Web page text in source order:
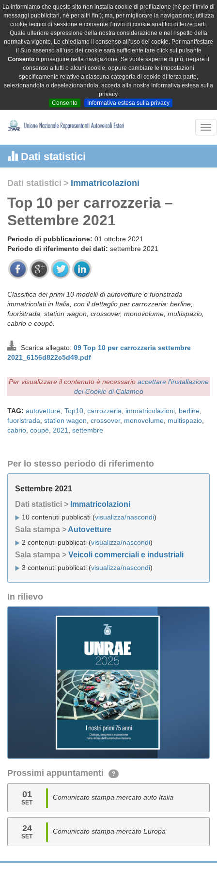
La informiamo che questo sito non installa cookie di profilazione (né per l’invio di
messaggi pubblicitari, né per altri fini); ma, per migliorare la navigazione, utilizza
cookie tecnici di sessione e consente l’invio di cookie analitici di terze parti.
Quale ulteriore espressione della nostra considerazione e nel rispetto della
normativa vigente, Le chiediamo il consenso all’uso dei cookie. Per manifestare
il Suo assenso all’uso dei cookie sarà sufficiente fare click sul pulsante
Consento o proseguire nella navigazione. Se vuole saperne di più, negare il
consenso a tutti o alcuni cookie, oppure cambiare le impostazioni
specificamente relative a ciascuna categoria di cookie di terza parte,
selezionandola o deselezionandola, acceda alla nostra Informativa estesa sulla
privacy.
Consento
Informativa estesa sulla privacy
Dati statistici
Dati statistici > Immatricolazioni
Top 10 per carrozzeria –
Settembre 2021
Periodo di pubblicazione: 01 ottobre 2021
Periodo di riferimento dei dati: settembre 2021
Classifica dei primi 10 modelli di autovetture e fuoristrada
immatricolati in Italia, con il dettaglio per carrozzeria: berline,
fuoristrada, station wagon, crossover, monovolume, multispazio,
cabrio e coupé.
Scarica allegato: 09 Top 10 per carrozzeria settembre
2021_6156d822c5d49.pdf
Per visualizzare il contenuto è necessario accettare l'installazione
dei Cookie di Calameo
TAG: autovetture Top10 carrozzeria immatricolazioni berline
fuoristrada station wagon crossover, monovolume multispazio
cabrio coupé 2021 settembre
Per lo stesso periodo di riferimento
Settembre 2021
Dati statistici > Immatricolazioni
10 contenuti pubblicati (visualizza/nascondi)
Sala stampa > Autovetture
2 contenuti pubblicati (visualizza/nascondi)
Sala stampa > Veicoli commerciali e industriali
3 contenuti pubblicati (visualizza/nascondi)
In rilievo
Prossimi appuntamenti ?
01
SET
Comunicato stampa mercato auto Italia
24
SET
Comunicato stampa mercato Europa